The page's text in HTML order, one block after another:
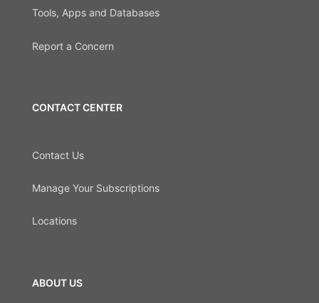
Tools, Apps and Databases
Report a Concern
CONTACT CENTER
Contact Us
Manage Your Subscriptions
Locations
ABOUT US